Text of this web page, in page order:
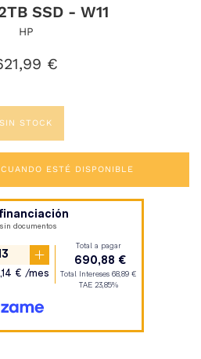
SSD - W11
HP
€
SIN STOCK
ESTÉ DISPONIBLE